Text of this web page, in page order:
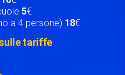
5€
a 4 persone) 18€
tariffe